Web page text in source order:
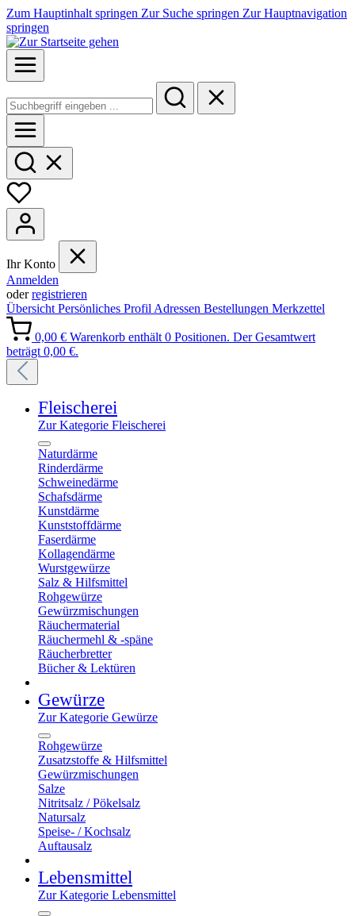
Zum Hauptinhalt springen Zur Suche springen Zur Hauptnavigation
springen
Ihr Konto
Anmelden
oderregistrieren
Übersicht Persönliches Profil Adressen Bestellungen Merkzettel
0,00 € Warenkorb enthält 0 Positionen. Der Gesamtwert
beträgt 0,00 €.
Fleischerei
Zur Kategorie Fleischerei
Naturdärme
Rinderdärme
Schweinedärme
Schafsdärme
Kunstdärme
Kunststoffdärme
Faserdärme
Kollagendärme
Wurstgewürze
Salz & Hilfsmittel
Rohgewürze
Gewürzmischungen
Räuchermaterial
Räuchermehl & -späne
Räucherbretter
Bücher & Lektüren
Gewürze
Zur Kategorie Gewürze
Rohgewürze
Zusatzstoffe & Hilfsmittel
Gewürzmischungen
Salze
Nitritsalz / Pökelsalz
Natursalz
Speise- / Kochsalz
Auftausalz
Lebensmittel
Zur Kategorie Lebensmittel